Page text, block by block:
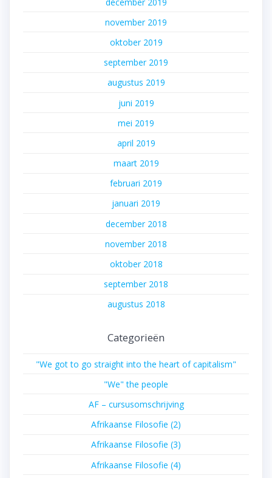
november 2019
oktober 2019
september 2019
augustus 2019
juni 2019
mei 2019
april 2019
maart 2019
februari 2019
januari 2019
december 2018
november 2018
oktober 2018
september 2018
augustus 2018
Categorieën
"We got to go straight into the heart of capitalism"
"We" the people
AF – cursusomschrijving
Afrikaanse Filosofie (2)
Afrikaanse Filosofie (3)
Afrikaanse Filosofie (4)